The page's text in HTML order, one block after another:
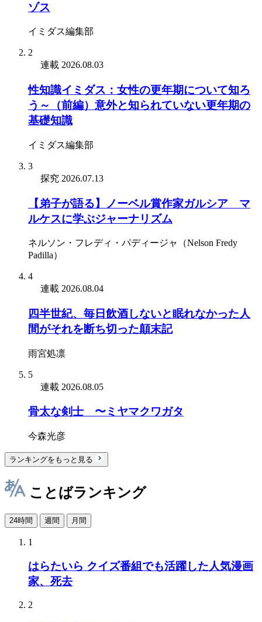
ゾス
イミダス編集部
2
連載 2026.08.03
性知識イミダス：女性の更年期について知ろ
う～（前編）意外と知られていない更年期の
基礎知識
イミダス編集部
3
探究 2026.07.13
【弟子が語る】ノーベル賞作家ガルシア゠マ
ルケスに学ぶジャーナリズム
ネルソン・フレディ・パディージャ（Nelson Fredy
Padilla）
4
連載 2026.08.04
四半世紀、毎日飲酒しないと眠れなかった人
間がそれを断ち切った顛末記
雨宮処凛
5
連載 2026.08.05
骨太な剣士 〜ミヤマクワガタ
今森光彦
ランキングをもっと見る
ことばランキング
24時間 週間 月間
1
はらたいら クイズ番組でも活躍した人気漫画
家、死去
2